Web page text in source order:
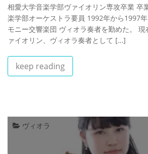
相愛大学音楽学部ヴァイオリン専攻卒業 卒
楽学部オーケストラ要員 1992年から1997
モニー交響楽団 ヴィオラ奏者を勤めた。
ァイオリン、ヴィオラ奏者として […]
keep reading
ヴィオラ